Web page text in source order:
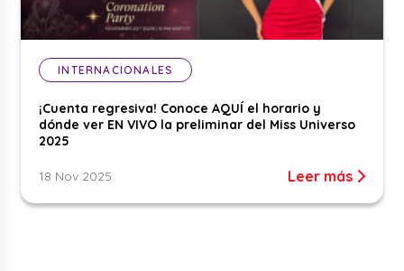
INTERNACIONALES
¡Cuenta regresiva! Conoce AQUÍ el horario y
dónde ver EN VIVO la preliminar del Miss Universo
2025
18 Nov 2025 Leer más